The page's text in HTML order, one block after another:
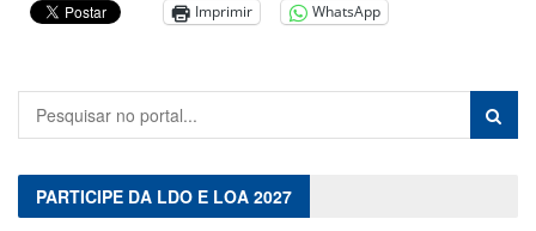
Imprimir WhatsApp
PARTICIPE DA LDO E LOA 2027